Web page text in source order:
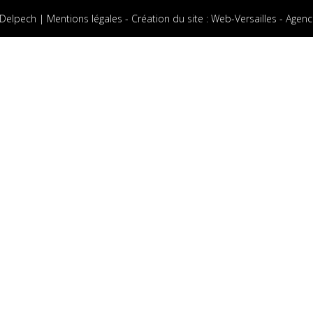
| Mentions légales - Création du site : Web-Versailles -